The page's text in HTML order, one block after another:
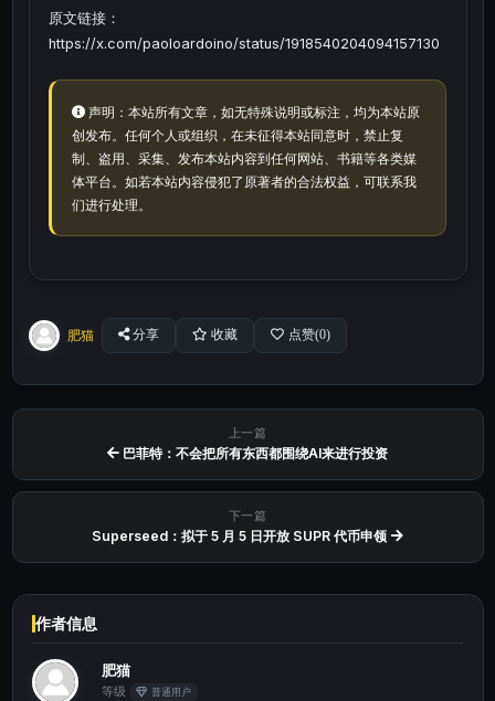
原文链接：
https://x.com/paoloardoino/status/1918540204094157130
声明：本站所有文章，如无特殊说明或标注，均为本站原
创发布。任何个人或组织，在未征得本站同意时，禁止复
制、盗用、采集、发布本站内容到任何网站、书籍等各类媒
体平台。如若本站内容侵犯了原著者的合法权益，可联系我
们进行处理。
肥猫 分享 收藏 点赞(0)
上一篇
巴菲特：不会把所有东西都围绕AI来进行投资
下一篇
Superseed：拟于 5 月 5 日开放 SUPR 代币申领
作者信息
肥猫
等级 普通用户